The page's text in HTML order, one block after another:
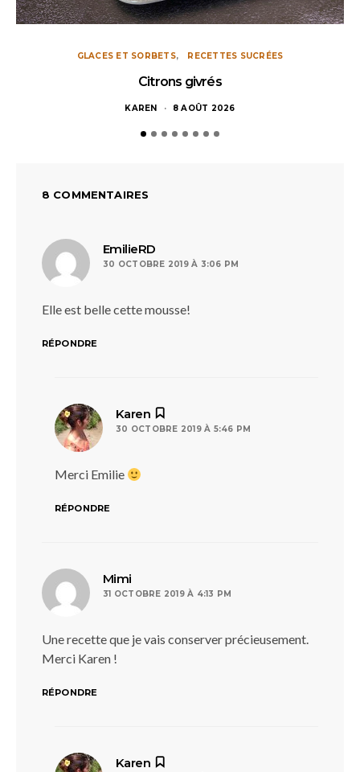
GLACES ET SORBETS RECETTES SUCRÉES
Citrons givrés
KAREN 8 AOÛT 2026
8 COMMENTAIRES
EmilieRD
30 OCTOBRE 2019 À 3:06 PM
Elle est belle cette mousse!
RÉPONDRE
Karen
30 OCTOBRE 2019 À 5:46 PM
Merci Emilie
RÉPONDRE
Mimi
31 OCTOBRE 2019 À 4:13 PM
Une recette que je vais conserver précieusement.
Merci Karen !
RÉPONDRE
Karen